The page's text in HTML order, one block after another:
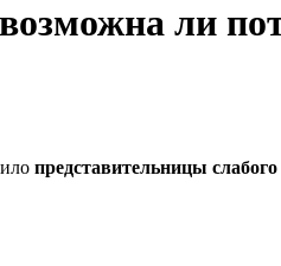
ли
представительницы